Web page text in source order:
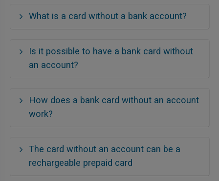
What is a card without a bank account?
Is it possible to have a bank card without
an account?
How does a bank card without an account
work?
The card without an account can be a
rechargeable prepaid card